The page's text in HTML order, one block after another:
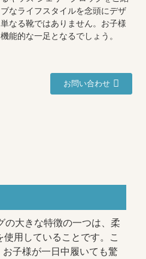
なライフスタイルを念頭にデザ
なる靴ではありません。お子様
能的な一足となるでしょう。
お問い合わせ
の大きな特徴の一つは、柔
用していることです。こ
子様が一日中履いても驚